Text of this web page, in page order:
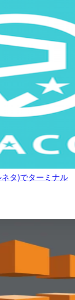
タ)でターミナル